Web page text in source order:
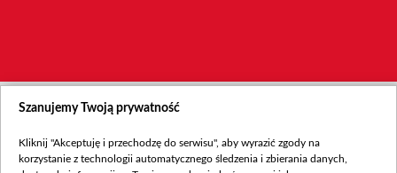
Szanujemy Twoją prywatność
Kliknij "Akceptuję i przechodzę do serwisu", aby wyrazić zgody na
korzystanie z technologii automatycznego śledzenia i zbierania danych,